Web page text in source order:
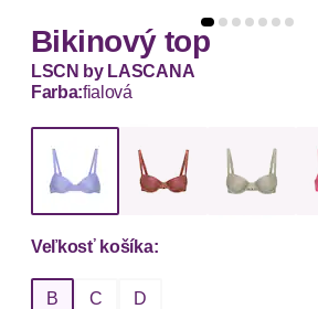
Bikinový top
LSCN by LASCANA
Farba:fialová
Veľkosť košíka:
B C D